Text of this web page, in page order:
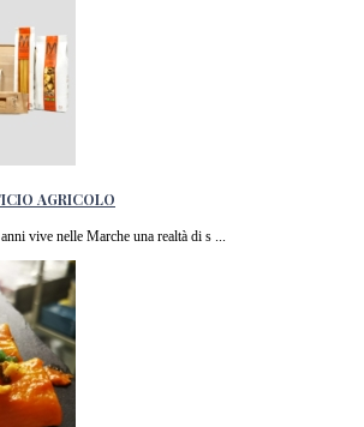
AGRICOLO
vive nelle Marche una realtà di s ...